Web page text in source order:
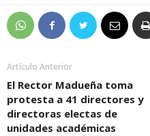
Artículo Anterior
El Rector Madueña toma
protesta a 41 directores y
directoras electas de
unidades académicas